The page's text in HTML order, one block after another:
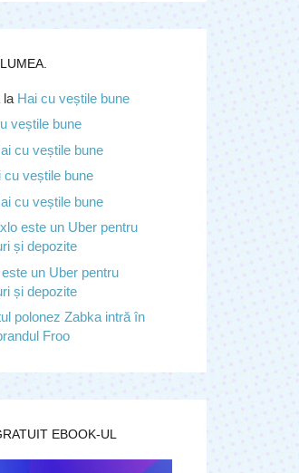
la Hai cu veștile bune
veștile bune
cu veștile bune
cu veștile bune
cu veștile bune
este un Uber pentru
și depozite
un Uber pentru
și depozite
polonez Zabka intră în
Froo
EBOOK-UL